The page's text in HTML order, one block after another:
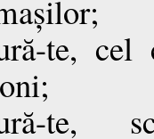
te,
te,